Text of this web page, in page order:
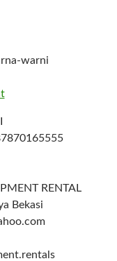
warni
RENTAL
Bekasi